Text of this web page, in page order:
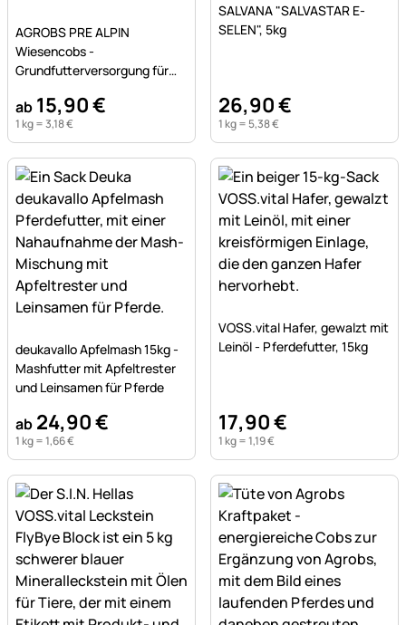
Noch keine Bewertungen abgegeben
AGROBS PRE ALPIN
Wiesencobs -
Grundfutterversorgung für
ab 15,90€
1 kg =3,18€
SALVANA "SALVASTAR E-
SELEN", 5kg
26,90€
1 kg = 5,38€
Noch keine Bewertungen abgegeben
deukavallo Apfelmash 15kg -
Mashfutter mit Apfeltrester
und Leinsamen für Pferde
ab 24,90€
1 kg =1,66€
VOSS.vital Hafer, gewalzt mit
Leinöl - Pferdefutter, 15kg
17,90€
1 kg =1,19€